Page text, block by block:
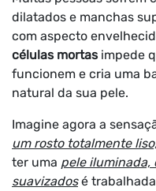
dilatados e manchas
com aspecto
células mortas impede
funcionem e cria uma
natural da sua pele.
Imagine agora a
um rosto totalmente
ter uma pele iluminada,
suavizadosé